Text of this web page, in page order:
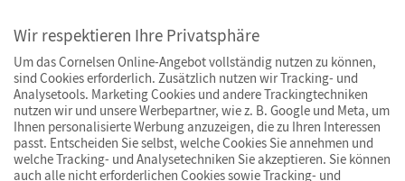
Wir respektieren Ihre Privatsphäre
Um das Cornelsen Online-Angebot vollständig nutzen zu können,
sind Cookies erforderlich. Zusätzlich nutzen wir Tracking- und
Analysetools. Marketing Cookies und andere Trackingtechniken
nutzen wir und unsere Werbepartner, wie z. B. Google und Meta, um
Ihnen personalisierte Werbung anzuzeigen, die zu Ihren Interessen
passt. Entscheiden Sie selbst, welche Cookies Sie annehmen und
welche Tracking- und Analysetechniken Sie akzeptieren. Sie können
auch alle nicht erforderlichen Cookies sowie Tracking- und